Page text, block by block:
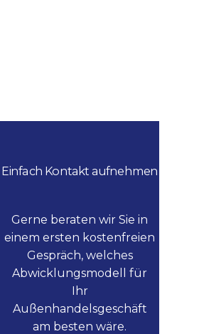
Einfach Kontakt aufnehmen
Gerne beraten wir Sie in
einem ersten kostenfreien
Gespräch, welches
Abwicklungsmodell für
Ihr
Außenhandelsgeschäft
am besten wäre.